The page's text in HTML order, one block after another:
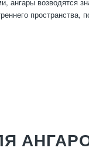
пространства,